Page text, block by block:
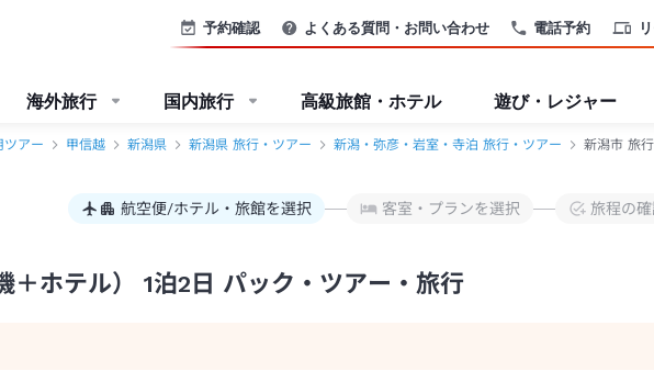
電話予約
予約確認 よくある質問・お問い合わせ
海外旅行 国内旅行 高級旅館・ホテル 遊び・レジャー
ツアー 甲信越 新潟県 新潟県 旅行・ツアー 新潟・弥彦・岩室・寺泊 旅行・ツアー 新潟市 旅
航空便/ホテル・旅館を選択 客室・プランを選択 旅程の
ホテル） 1泊2日 パック・ツアー・旅行